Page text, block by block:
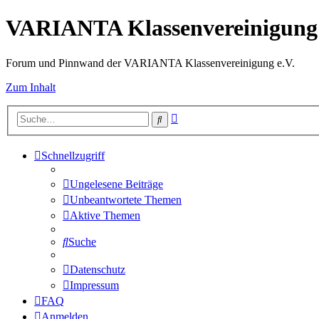
VARIANTA Klassenvereinigung
Forum und Pinnwand der VARIANTA Klassenvereinigung e.V.
Zum Inhalt
Suche
Schnellzugriff
Ungelesene Beiträge
Unbeantwortete Themen
Aktive Themen
Suche
Datenschutz
Impressum
FAQ